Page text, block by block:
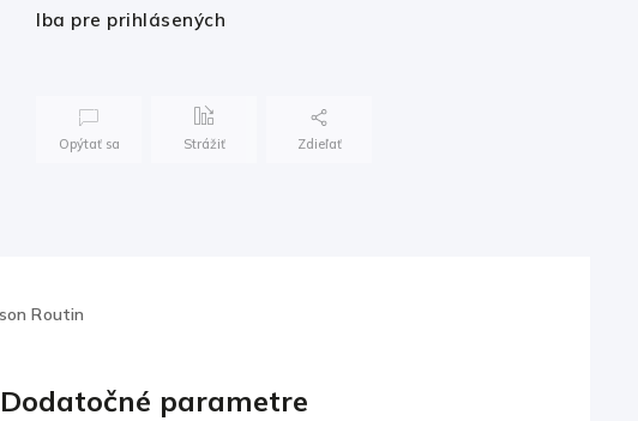
Iba pre prihlásených
Opýtať sa Strážiť Zdieľať
Routin
Dodatočné parametre